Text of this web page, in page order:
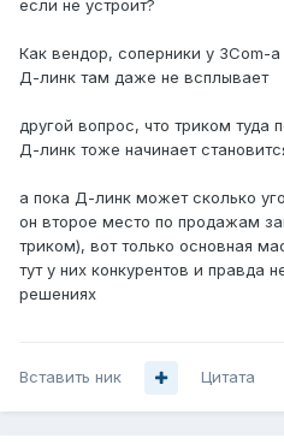
если не устроит?
Как вендор, соперники у 3Com-а
Д-линк там даже не всплывает
другой вопрос, что триком
Д-линк тоже начинает
а пока Д-линк может сколько
он второе место по продажам
триком), вот только основная
тут у них конкурентов и правда
решениях
Вставить ник Цитата